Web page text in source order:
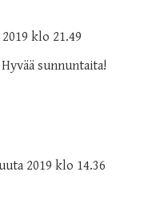
klo 21.49
sunnuntaita!
2019 klo 14.36